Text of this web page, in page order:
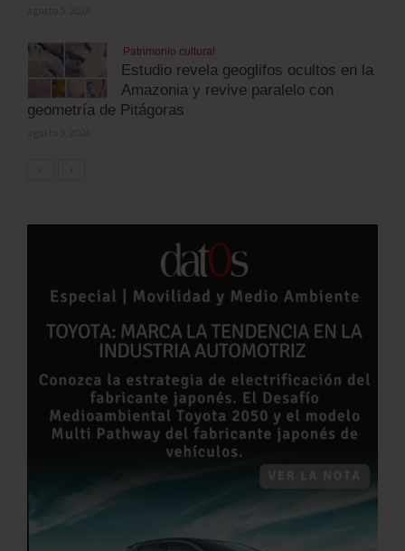
Patrimonio cultural
Estudio revela geoglifos ocultos en la
Amazonia y revive paralelo con
geometría de Pitágoras